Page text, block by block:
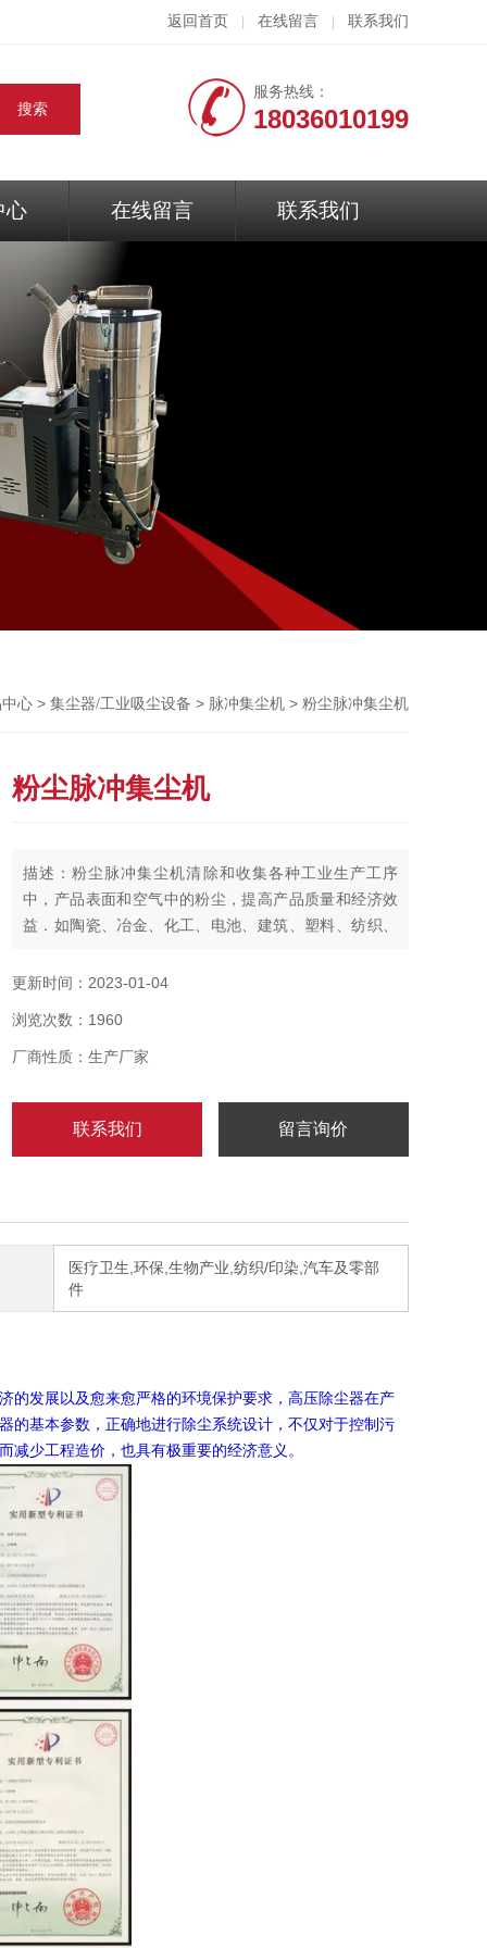
返回首页 在线留言 联系我们
服务热线：
18036010199
心 在线留言 联系我们
心 > 集尘器/工业吸尘设备 > 脉冲集尘机 > 粉尘脉冲集尘机
粉尘脉冲集尘机
描述：粉尘脉冲集尘机清除和收集各种工业生产工序
中，产品表面和空气中的粉尘，提高产品质量和经济效
益．如陶瓷、冶金、化工、电池、建筑、塑料、纺织、
加工等工业生产中因上料、打磨等所产生的粉尘。
更新时间：2023-01-04
浏览次数：1960
厂商性质：生产厂家
联系我们 留言询价
医疗卫生,环保,生物产业,纺织/印染,汽车及零部
件
的发展以及愈来愈严格的环境保护要求，高压除尘器在产
的基本参数，正确地进行除尘系统设计，不仅对于控制污
少工程造价，也具有极重要的经济意义。